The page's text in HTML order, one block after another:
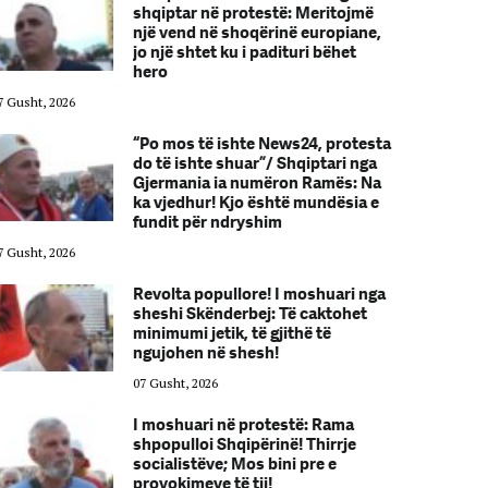
shqiptar në protestë: Meritojmë
një vend në shoqërinë europiane,
jo një shtet ku i padituri bëhet
hero
Gusht, 2026
“Po mos të ishte News24, protesta
do të ishte shuar”/ Shqiptari nga
Gjermania ia numëron Ramës: Na
ka vjedhur! Kjo është mundësia e
fundit për ndryshim
Gusht, 2026
Revolta popullore! I moshuari nga
sheshi Skënderbej: Të caktohet
minimumi jetik, të gjithë të
ngujohen në shesh!
07 Gusht, 2026
I moshuari në protestë: Rama
shpopulloi Shqipërinë! Thirrje
socialistëve; Mos bini pre e
provokimeve të tij!